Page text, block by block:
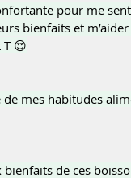
pour me
bienfaits et
😍
mes habitudes
de ces